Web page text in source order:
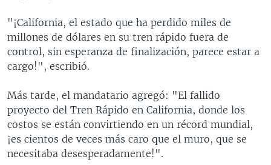
"¡California, el estado que ha perdido miles de
millones de dólares en su tren rápido fuera de
control, sin esperanza de finalización, parece estar a
cargo!", escribió.
Más tarde, el mandatario agregó: "El fallido
proyecto del Tren Rápido en California, donde los
costos se están convirtiendo en un récord mundial,
¡es cientos de veces más caro que el muro, que se
necesitaba desesperadamente!".